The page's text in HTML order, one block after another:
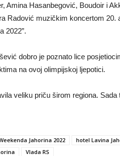
Amina Hasanbegović, Boudoir i
Radović muzičkim koncertom 20.
2022”.
dobro je poznato lice
na ovoj olimpijskoj ljepotici.
veliku priču širom regiona.
Jahorina 2022 hotel Lavina
Vlada RS